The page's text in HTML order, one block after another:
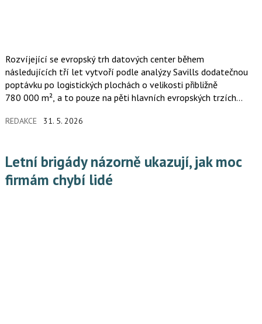
Rozvíjející se evropský trh datových center během
následujících tří let vytvoří podle analýzy Savills dodatečnou
poptávku po logistických plochách o velikosti přibližně
780 000 m², a to pouze na pěti hlavních evropských trzích
Aktuálně je podle společnosti DCByte v Evropě ve výstavbě
REDAKCE 31. 5. 2026
Letní brigády názorně ukazují, jak moc
firmám chybí lidé